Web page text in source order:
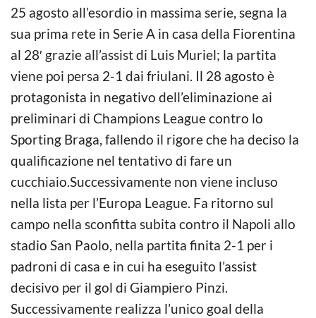
25 agosto all’esordio in massima serie, segna la
sua prima rete in Serie A in casa della Fiorentina
al 28′ grazie all’assist di Luis Muriel; la partita
viene poi persa 2-1 dai friulani. Il 28 agosto è
protagonista in negativo dell’eliminazione ai
preliminari di Champions League contro lo
Sporting Braga, fallendo il rigore che ha deciso la
qualificazione nel tentativo di fare un
cucchiaio.Successivamente non viene incluso
nella lista per l’Europa League. Fa ritorno sul
campo nella sconfitta subita contro il Napoli allo
stadio San Paolo, nella partita finita 2-1 per i
padroni di casa e in cui ha eseguito l’assist
decisivo per il gol di Giampiero Pinzi.
Successivamente realizza l’unico goal della